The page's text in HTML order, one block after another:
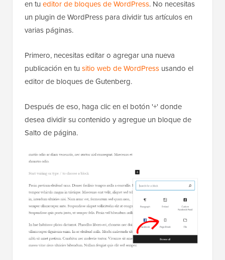
en tu editor de bloques de WordPress. No necesitas
un plugin de WordPress para dividir tus artículos en
varias páginas.
Primero, necesitas editar o agregar una nueva
publicación en tu sitio web de WordPress usando el
editor de bloques de Gutenberg.
Después de eso, haga clic en el botón '+' donde
desea dividir su contenido y agregue un bloque de
Salto de página.